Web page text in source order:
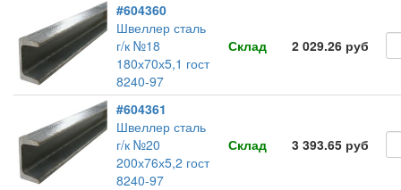
#604360
Швеллер сталь
г/к №18
180х70х5,1 гост
8240-97
Склад 2 029.26 руб
#604361
Швеллер сталь
г/к №20
200х76х5,2 гост
8240-97
Склад 3 393.65 руб